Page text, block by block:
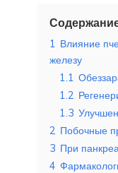
1 Влияние
железу
1.1
1.2
1.3
2 Побочные
3 При
4